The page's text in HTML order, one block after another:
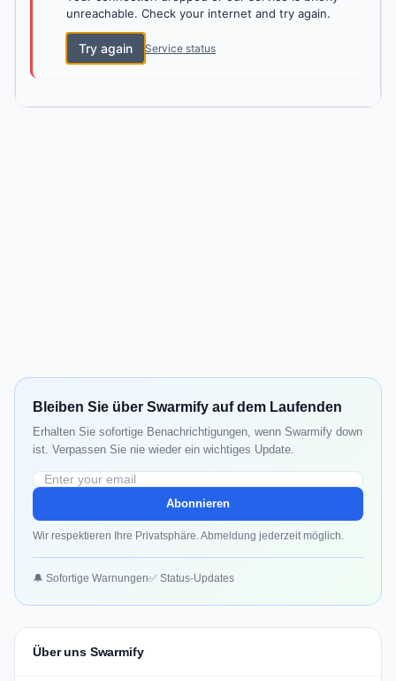
unreachable. Check your internet and try again.
Try again Service status
Bleiben Sie über Swarmify auf dem Laufenden
Erhalten Sie sofortige Benachrichtigungen, wenn Swarmify down
ist. Verpassen Sie nie wieder ein wichtiges Update.
Abonnieren
Wir respektieren Ihre Privatsphäre. Abmeldung jederzeit möglich.
🔔 Sofortige Warnungen✅ Status-Updates
Über uns Swarmify